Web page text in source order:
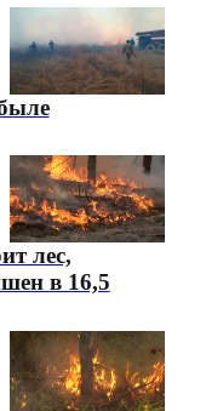
лес,
в 16,5